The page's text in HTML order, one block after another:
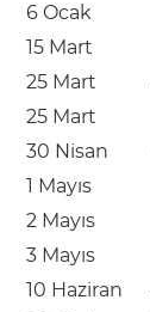
6 Ocak
15 Mart
25 Mart
25 Mart
30 Nisan
1 Mayıs
2 Mayıs
3 Mayıs
10 Haziran